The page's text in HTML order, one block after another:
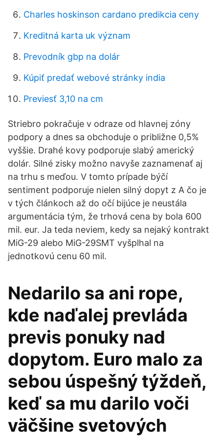
Charles hoskinson cardano predikcia ceny
Kreditná karta uk význam
Prevodník gbp na dolár
Kúpiť predať webové stránky india
Previesť 3,10 na cm
Striebro pokračuje v odraze od hlavnej zóny
podpory a dnes sa obchoduje o približne 0,5%
vyššie. Drahé kovy podporuje slabý americký
dolár. Silné zisky možno navyše zaznamenať aj
na trhu s meďou. V tomto prípade býčí
sentiment podporuje nielen silný dopyt z A čo je
v tých článkoch až do očí bijúce je neustála
argumentácia tým, že trhová cena by bola 600
mil. eur. Ja teda neviem, kedy sa nejaký kontrakt
MiG-29 alebo MiG-29SMT vyšplhal na
jednotkovú cenu 60 mil.
Nedarilo sa ani rope,
kde naďalej prevláda
previs ponuky nad
dopytom. Euro malo za
sebou úspešný týždeň,
keď sa mu darilo voči
väčšine svetových